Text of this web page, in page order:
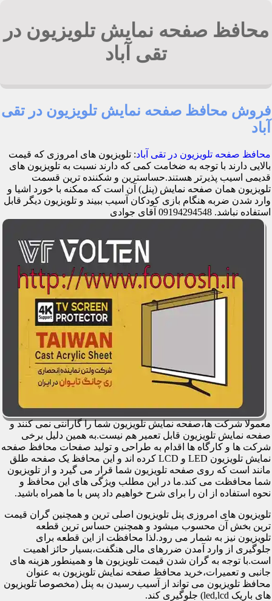
محافظ صفحه نمایش تلویزیون در
تقی آباد
فروش محافظ صفحه نمایش تلویزیون در تقی
آباد
محافظ صفحه تلویزیون در تقی آباد: تلویزیون های امروزی که قیمت
بالایی دارند با توجه به ضخامت کمی که دارند نسبت به تلویزیون های
قدیمی اسیب پذیرتر هستند.حساسترین و شکننده ترین قسمت
تلویزیون همان صفحه نمایش (پنل) آن است که ممکنه با خورد اشیا و
وارد شدن ضربه هنگام بازی کودکان آسیب ببیند و تلویزیون دیگر قابل
استفاده نباشد. 09194294548 آقای جوادی
معمولا شرکت ها،صفحه نمایش تلویزیون شما را گارانتی نمی کنند و
صفحه نمایش تلویزیون قابل تعمیر هم نیست.به همین دلیل برخی
شرکت ها و کارگاه ها اقدام به طراحی و تولید صفحات محافظ صفحه
نمایش تلویزیون LED و LCD کرده اند و این محافظ یک صفحه طلق
مانند است که روی صفحه تلویزیون شما قرار می گیرد و از تلویزیون
شما محافظت می کند.ما در این مطلب ویژگی های این محافظ و
نحوه استفاده از ان را برای شرح خواهیم داد پس با ما همراه باشید.
تلویزیون های امروزی پنل تلویزیون اصلی ترین و همچنین گران قیمت
ترین بخش آن محسوب میشود و همچنین حساس ترین قطعه
تلویزیون نیز به شمار می رود.لذا محافظت از این قطعه برای
جلوگیری از وارد آمدن ضررهای مالی هنگفت،بسیار حائز اهمیت
است.با توجه به گران شدن قیمت تلویزیون ها و همینطور هزینه های
جانبی و تعمیرات،خرید محافظ صفحه نمایش تلویزیون به عنوان
محافظ تلویزیون می تواند از آسیب رسیدن به پنل (مخصوصا تلویزیون
های باریک led,lcd) جلوگیری کند.